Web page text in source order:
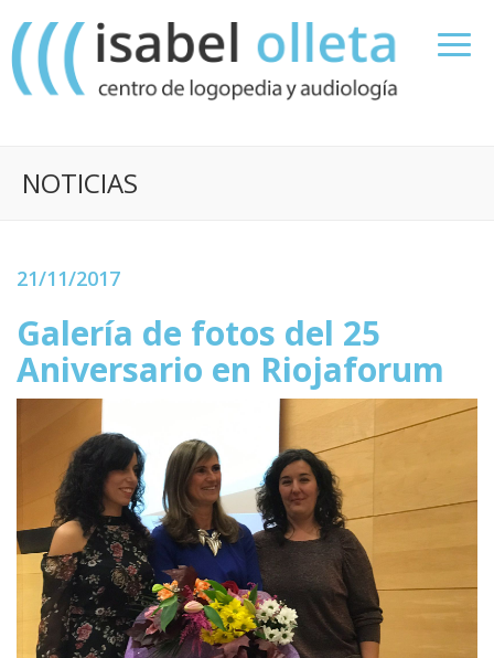
NOTICIAS
21/11/2017
Galería de fotos del 25
Aniversario en Riojaforum